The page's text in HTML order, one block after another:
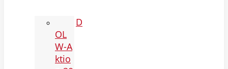
D
OL
W-A
ktio